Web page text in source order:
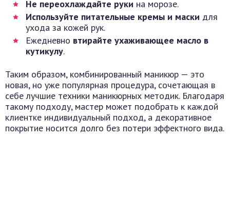
Не переохлаждайте руки на морозе.
Используйте питательные кремы и маски для
ухода за кожей рук.
Ежедневно втирайте ухаживающее масло в
кутикулу.
Таким образом, комбинированный маникюр — это
новая, но уже популярная процедура, сочетающая в
себе лучшие техники маникюрных методик. Благодаря
такому подходу, мастер может подобрать к каждой
клиентке индивидуальный подход, а декоративное
покрытие носится долго без потери эффектного вида.